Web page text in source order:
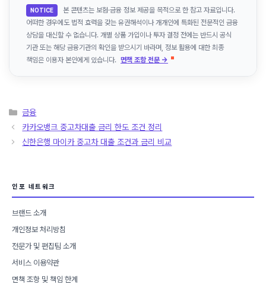
NOTICE
본 콘텐츠는 보험·금융 정보 제공을 목적으로 한 참고 자료입니다.
어떠한 경우에도 법적 효력을 갖는 유권해석이나 개개인에 특화된 전문적인 금융
상담을 대신할 수 없습니다. 개별 상품 가입이나 투자 결정 전에는 반드시 공식
기관 또는 해당 금융기관의 확인을 받으시기 바라며, 정보 활용에 대한 최종
책임은 이용자 본인에게 있습니다. 면책 조항 전문 →
카
테
리
금융
카카오뱅크 중고차대출 금리 한도 조건 정리
신한은행 마이카 중고차 대출 조건과 금리 비교
인포 네트워크
브랜드 소개
개인정보 처리방침
전문가 및 편집팀 소개
서비스 이용약관
면책 조항 및 책임 한계